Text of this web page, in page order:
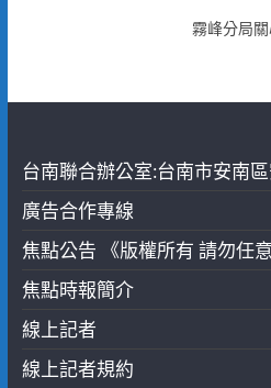
霧峰分局
台南聯合辦公室:台南市安南
廣告合作專線
焦點公告 《版權所有 請勿任意
焦點時報簡介
線上記者
線上記者規約